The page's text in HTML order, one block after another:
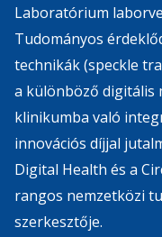
Laboratórium
Tudományos
technikák (speckle
a különböző digitális
klinikumba való
innovációs díjjal
Digital Health és a
rangos nemzetközi
szerkesztője.